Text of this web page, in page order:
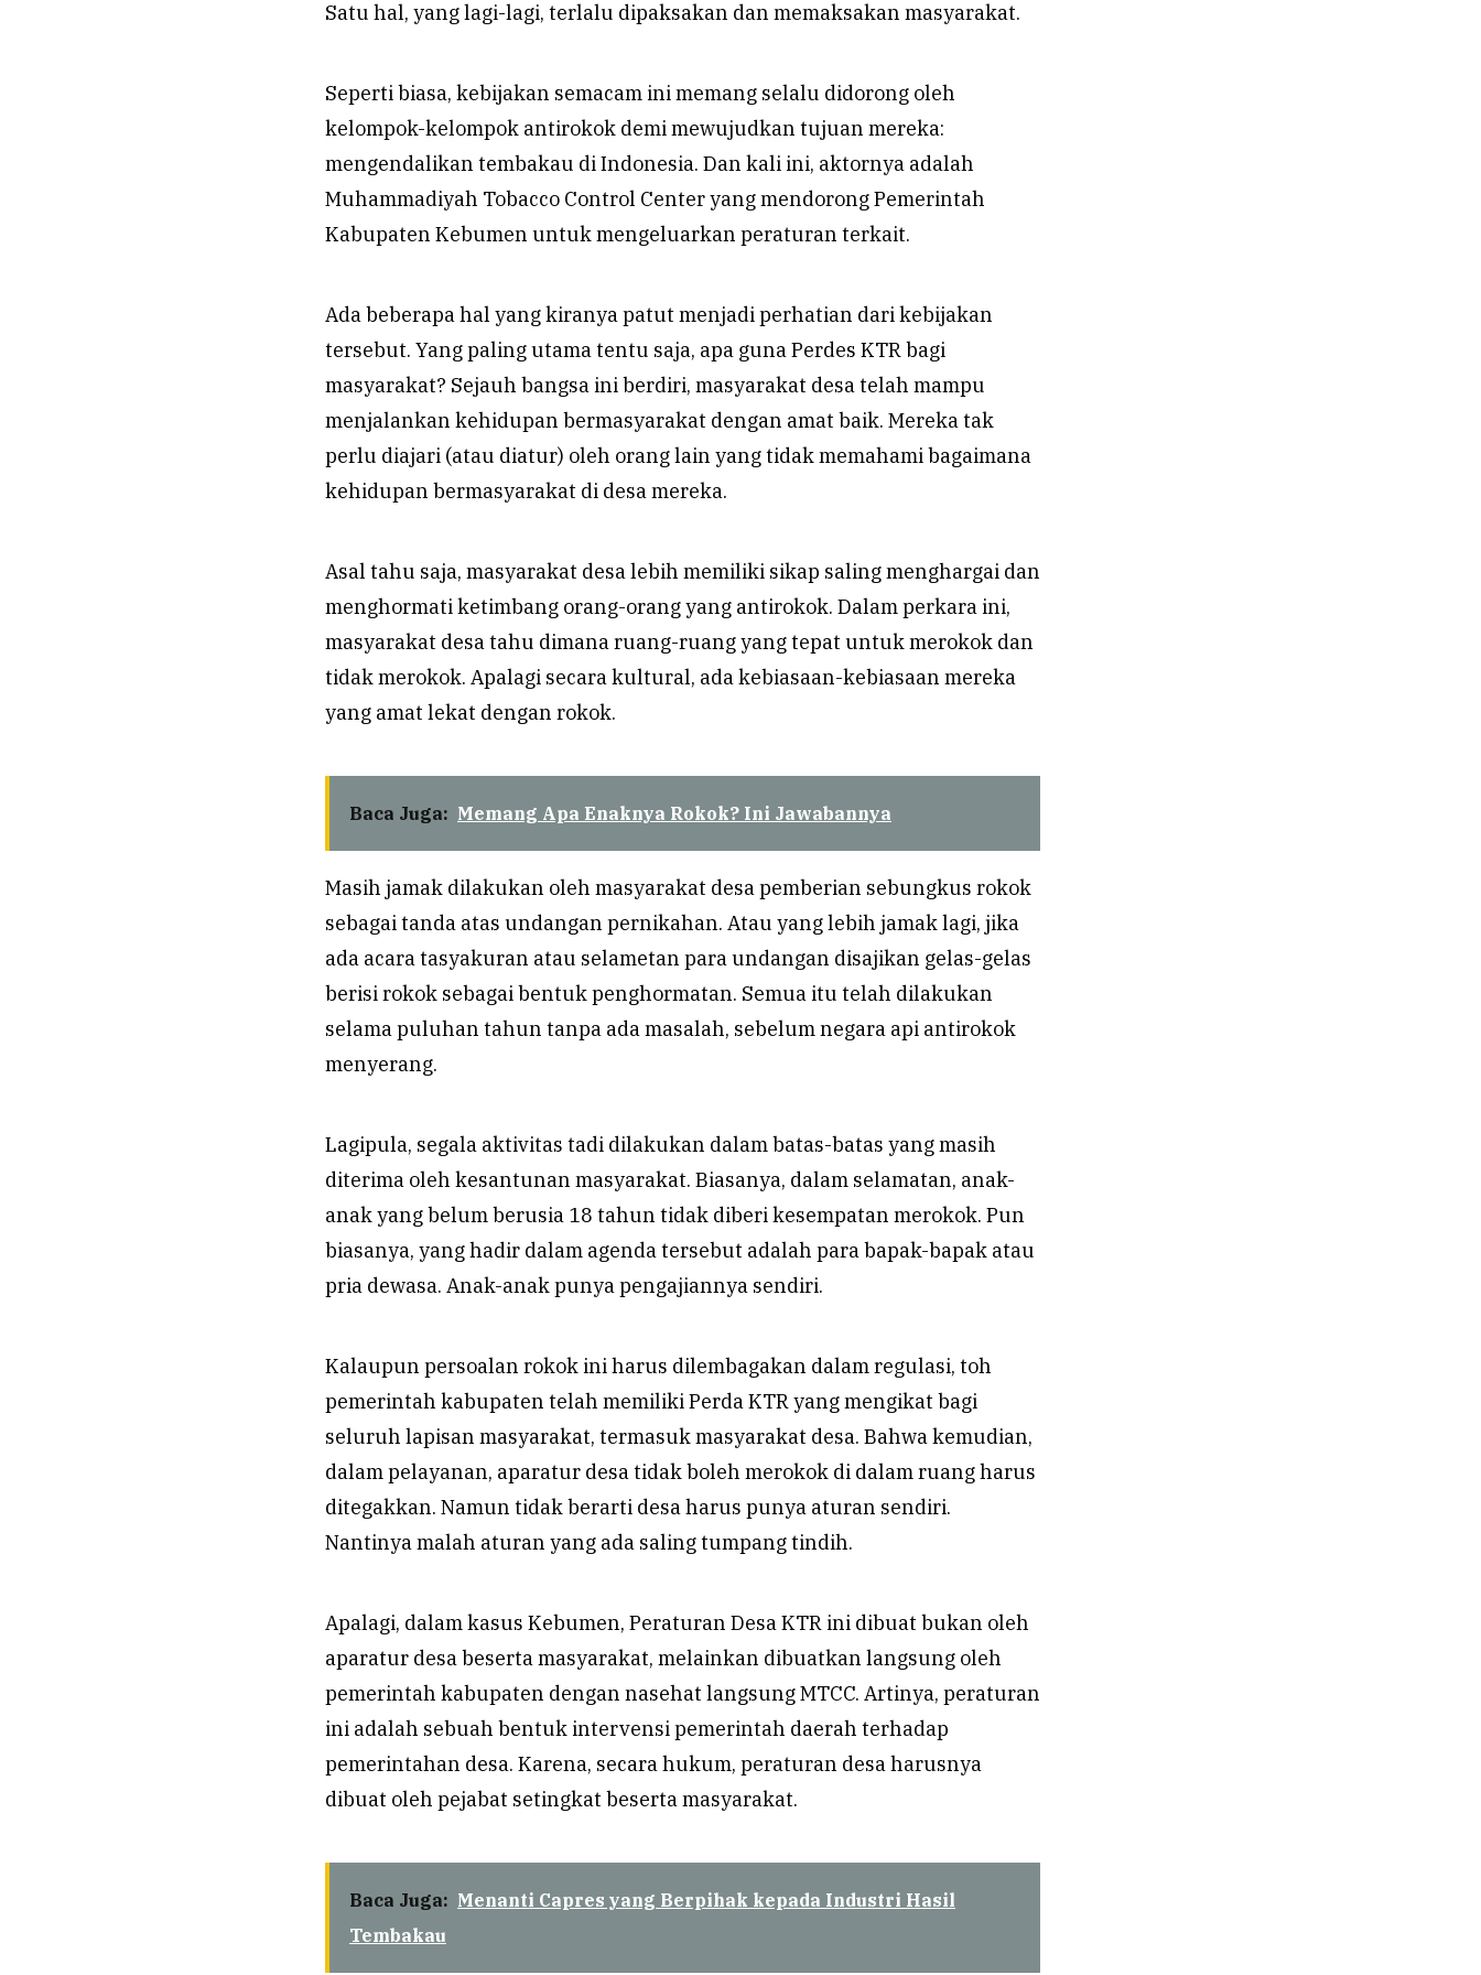
Satu hal, yang lagi-lagi, terlalu dipaksakan dan memaksakan masyarakat.
Seperti biasa, kebijakan semacam ini memang selalu didorong oleh
kelompok-kelompok antirokok demi mewujudkan tujuan mereka:
mengendalikan tembakau di Indonesia. Dan kali ini, aktornya adalah
Muhammadiyah Tobacco Control Center yang mendorong Pemerintah
Kabupaten Kebumen untuk mengeluarkan peraturan terkait.
Ada beberapa hal yang kiranya patut menjadi perhatian dari kebijakan
tersebut. Yang paling utama tentu saja, apa guna Perdes KTR bagi
masyarakat? Sejauh bangsa ini berdiri, masyarakat desa telah mampu
menjalankan kehidupan bermasyarakat dengan amat baik. Mereka tak
perlu diajari (atau diatur) oleh orang lain yang tidak memahami bagaimana
kehidupan bermasyarakat di desa mereka.
Asal tahu saja, masyarakat desa lebih memiliki sikap saling menghargai dan
menghormati ketimbang orang-orang yang antirokok. Dalam perkara ini,
masyarakat desa tahu dimana ruang-ruang yang tepat untuk merokok dan
tidak merokok. Apalagi secara kultural, ada kebiasaan-kebiasaan mereka
yang amat lekat dengan rokok.
Baca Juga: Memang Apa Enaknya Rokok? Ini Jawabannya
Masih jamak dilakukan oleh masyarakat desa pemberian sebungkus rokok
sebagai tanda atas undangan pernikahan. Atau yang lebih jamak lagi, jika
ada acara tasyakuran atau selametan para undangan disajikan gelas-gelas
berisi rokok sebagai bentuk penghormatan. Semua itu telah dilakukan
selama puluhan tahun tanpa ada masalah, sebelum negara api antirokok
menyerang.
Lagipula, segala aktivitas tadi dilakukan dalam batas-batas yang masih
diterima oleh kesantunan masyarakat. Biasanya, dalam selamatan, anak-
anak yang belum berusia 18 tahun tidak diberi kesempatan merokok. Pun
biasanya, yang hadir dalam agenda tersebut adalah para bapak-bapak atau
pria dewasa. Anak-anak punya pengajiannya sendiri.
Kalaupun persoalan rokok ini harus dilembagakan dalam regulasi, toh
pemerintah kabupaten telah memiliki Perda KTR yang mengikat bagi
seluruh lapisan masyarakat, termasuk masyarakat desa. Bahwa kemudian,
dalam pelayanan, aparatur desa tidak boleh merokok di dalam ruang harus
ditegakkan. Namun tidak berarti desa harus punya aturan sendiri.
Nantinya malah aturan yang ada saling tumpang tindih.
Apalagi, dalam kasus Kebumen, Peraturan Desa KTR ini dibuat bukan oleh
aparatur desa beserta masyarakat, melainkan dibuatkan langsung oleh
pemerintah kabupaten dengan nasehat langsung MTCC. Artinya, peraturan
ini adalah sebuah bentuk intervensi pemerintah daerah terhadap
pemerintahan desa. Karena, secara hukum, peraturan desa harusnya
dibuat oleh pejabat setingkat beserta masyarakat.
Baca Juga: Menanti Capres yang Berpihak kepada Industri Hasil
Tembakau